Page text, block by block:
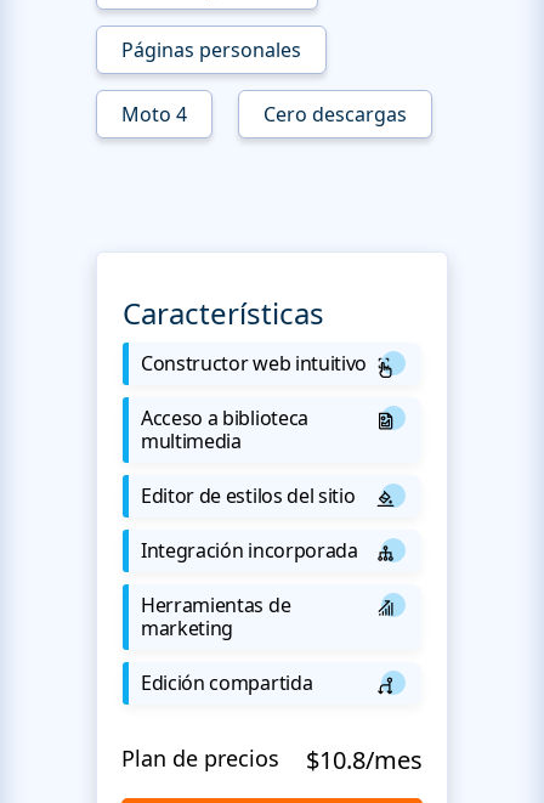
Páginas personales
Moto 4 Cero descargas
Características
Constructor web intuitivo
Acceso a biblioteca
multimedia
Editor de estilos del sitio
Integración incorporada
Herramientas de
marketing
Edición compartida
Plan de precios $10.8/mes